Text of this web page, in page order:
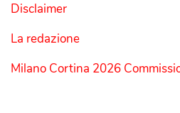
Disclaimer
La redazione
Milano Cortina 2026